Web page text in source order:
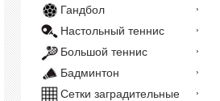
Гандбол
Настольный теннис
Большой теннис
Бадминтон
Сетки заградительные